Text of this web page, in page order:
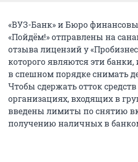
«ВУЗ-Банк» и Бюро
«Пойдём!» отправлены на
отзыва лицензий у
которого являются эти
в спешном порядке снимать
Чтобы сдержать отток
организациях, входящих в
введены лимиты по снятию
получению наличных в